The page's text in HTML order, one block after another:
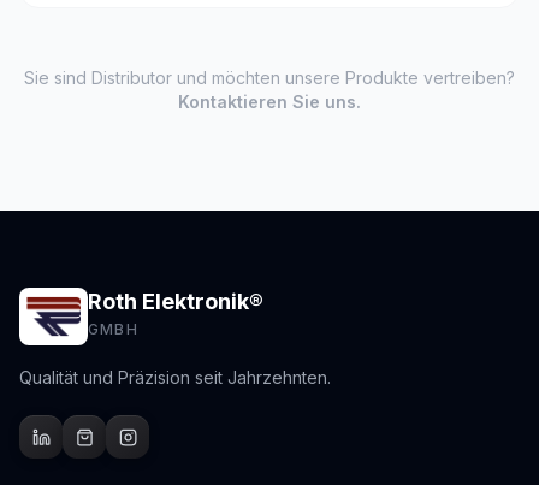
Sie sind Distributor und möchten unsere Produkte vertreiben?
Kontaktieren Sie uns.
Roth Elektronik®
GMBH
Qualität und Präzision seit Jahrzehnten.